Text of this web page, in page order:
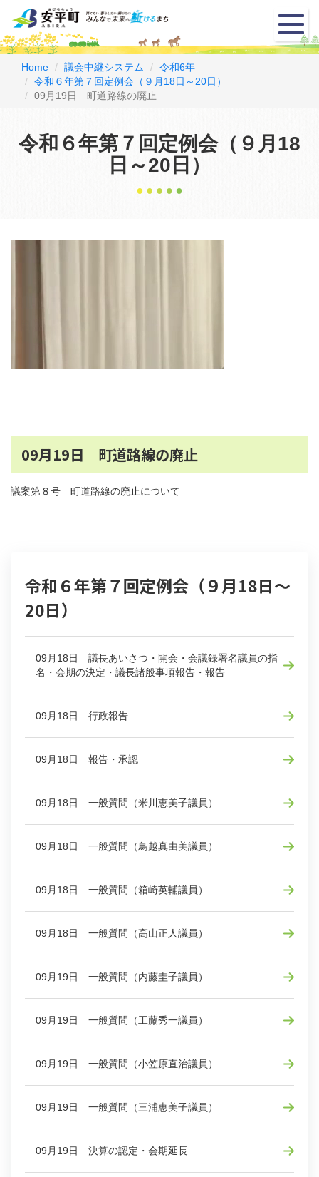
メ
ニ
ュ
Home 議会中継システム
令和6年
令和６年第７回定例会（９月18日～20日）
09月19日 町道路線の廃止
令和６年第７回定例会（９月18
日～20日）
09月19日 町道路線の廃止
議案第８号 町道路線の廃止について
令和６年第７回定例会（９月18日～
20日）
09月18日 議長あいさつ・開会・会議録署名議員の指
名・会期の決定・議長諸般事項報告・報告
09月18日 行政報告
09月18日 報告・承認
09月18日 一般質問（米川恵美子議員）
09月18日 一般質問（鳥越真由美議員）
09月18日 一般質問（箱崎英輔議員）
09月18日 一般質問（高山正人議員）
09月19日 一般質問（内藤圭子議員）
09月19日 一般質問（工藤秀一議員）
09月19日 一般質問（小笠原直治議員）
09月19日 一般質問（三浦恵美子議員）
09月19日 決算の認定・会期延長